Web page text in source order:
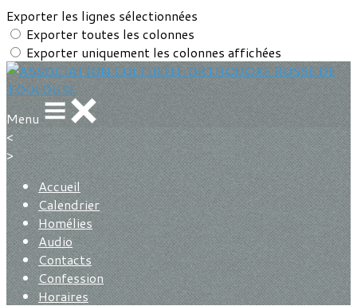
Exporter les lignes sélectionnées
Exporter toutes les colonnes
Exporter uniquement les colonnes affichées
Menu
<
>
Accueil
Calendrier
Homélies
Audio
Contacts
Confession
Horaires